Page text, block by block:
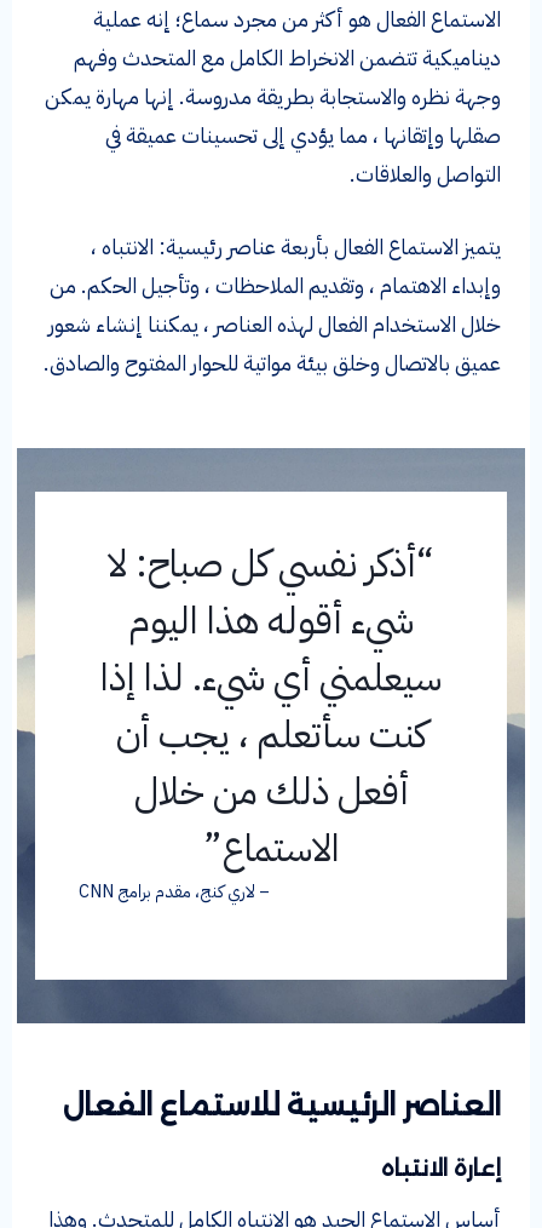
الاستماع الفعال هو أكثر من مجرد سماع؛ إنه عملية
ديناميكية تتضمن الانخراط الكامل مع المتحدث وفهم
وجهة نظره والاستجابة بطريقة مدروسة. إنها مهارة يمكن
صقلها وإتقانها ، مما يؤدي إلى تحسينات عميقة في
التواصل والعلاقات.
يتميز الاستماع الفعال بأربعة عناصر رئيسية: الانتباه ،
وإبداء الاهتمام ، وتقديم الملاحظات ، وتأجيل الحكم. من
خلال الاستخدام الفعال لهذه العناصر ، يمكننا إنشاء شعور
عميق بالاتصال وخلق بيئة مواتية للحوار المفتوح والصادق.
“أذكر نفسي كل صباح: لا
شيء أقوله هذا اليوم
سيعلمني أي شيء. لذا إذا
كنت سأتعلم ، يجب أن
أفعل ذلك من خلال
الاستماع”
– لاري كنج، مقدم برامج CNN
العناصر الرئيسية للاستماع الفعال
إعارة الانتباه
أساس الاستماع الجيد هو الانتباه الكامل للمتحدث. وهذا